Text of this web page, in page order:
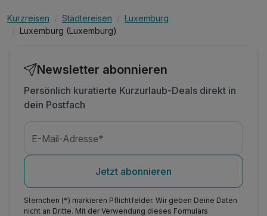
Kurzreisen Städtereisen
Luxemburg
Luxemburg (Luxemburg)
Newsletter abonnieren
Persönlich kuratierte Kurzurlaub-Deals direkt in
dein Postfach
E-Mail-Adresse*
Jetzt abonnieren
Sternchen (*) markieren Pflichtfelder. Wir geben Deine Daten
nicht an Dritte. Mit der Verwendung dieses Formulars